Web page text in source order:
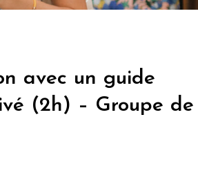
avec un guide
(2h) – Groupe de